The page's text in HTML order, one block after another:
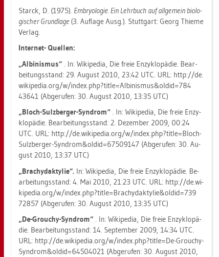
Starck, D. (1975). Em­bryo­lo­gie. Ein Lehr­buch auf all­ge­mein bio­lo­
gi­scher Grund­la­ge (3. Auf­la­ge Ausg.). Stutt­gart: Georg Thie­me
Ver­lag.
In­ter­net- Quel­len:
„Al­bi­nis­mus“ . In: Wi­ki­pe­dia, Die freie En­zy­klo­pä­die. Be­ar­
bei­tungs­stand: 29. Au­gust 2010, 23:42 UTC. URL: http://​de.​
wi­ki­pe­dia.​org/​w/​index.​php?​tit​le=Alb​inis​mus&​old​id=784​
4364​1 (Ab­ge­ru­fen: 30. Au­gust 2010, 13:35 UTC)
„Bloch-Sulz­ber­ger-Syn­drom“ . In: Wi­ki­pe­dia, Die freie En­zy­
klo­pä­die. Be­ar­bei­tungs­stand: 2. De­zem­ber 2009, 00:24
UTC. URL: http://​de.​wi­ki­pe­dia.​org/​w/​index.​php?​title=Bloch-​
Sulz­ber­ger-​Syn­drom&​old​id=675​0914​7 (Ab­ge­ru­fen: 30. Au­
gust 2010, 13:37 UTC)
„Bra­chy­dak­ty­lie“. In: Wi­ki­pe­dia, Die freie En­zy­klo­pä­die. Be­
ar­bei­tungs­stand: 4. Mai 2010, 21:23 UTC. URL: http://​de.​wi­
ki­pe­dia.​org/​w/​index.​php?​tit​le=Bra​chyd​akty​lie&​old​id=739​
7285​7 (Ab­ge­ru­fen: 30. Au­gust 2010, 13:35 UTC)
„De-Grou­chy-Syn­drom“ . In: Wi­ki­pe­dia, Die freie En­zy­klo­pä­
die. Be­ar­bei­tungs­stand: 14. Sep­tem­ber 2009, 14:34 UTC.
URL: http://​de.​wi­ki­pe­dia.​org/​w/​index.​php?​title=De-​Grou­chy-​
Syn­drom&​old​id=645​0402​1 (Ab­ge­ru­fen: 30. Au­gust 2010,